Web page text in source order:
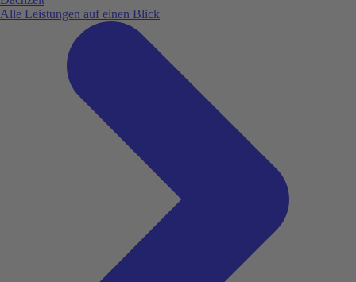
Alle Leistungen auf einen Blick